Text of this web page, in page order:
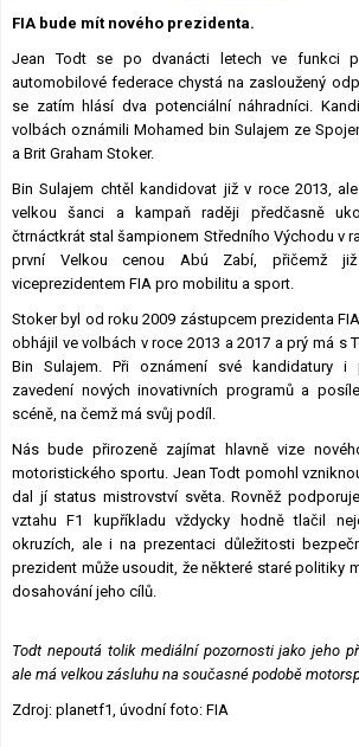
FIA bude mít nového prezidenta.
Jean Todt se po dvanácti letech ve funkci
automobilové federace chystá na zasloužený
se zatím hlásí dva potenciální náhradníci.
volbách oznámili Mohamed bin Sulajem ze
a Brit Graham Stoker.
Bin Sulajem chtěl kandidovat již v roce 2013,
velkou šanci a kampaň raději předčasně
čtrnáctkrát stal šampionem Středního Východu v
první Velkou cenou Abú Zabí, přičemž
viceprezidentem FIA pro mobilitu a sport.
Stoker byl od roku 2009 zástupcem prezidenta
obhájil ve volbách v roce 2013 a 2017 a prý má s
Bin Sulajem. Při oznámení své kandidatury i
zavedení nových inovativních programů a
scéně, na čemž má svůj podíl.
Nás bude přirozeně zajímat hlavně vize
motoristického sportu. Jean Todt pomohl
dal jí status mistrovství světa. Rovněž
vztahu F1 kupříkladu vždycky hodně tlačil
okruzích, ale i na prezentaci důležitosti
prezident může usoudit, že některé staré politiky
dosahování jeho cílů.
Todt nepoutá tolik mediální pozornosti jako jeho
ale má velkou zásluhu na současné podobě
Zdroj: planetf1, úvodní foto: FIA